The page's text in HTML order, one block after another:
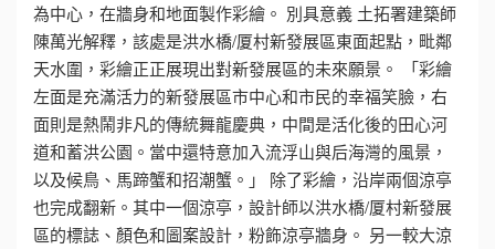
為中心，在牆身和地面製作彩繪。 別具意義 土拓署建築師
陳萬光解釋，該處是洪水橋/厦村新發展區東面起點，毗鄰
天水圍，彩繪正正展現出對新發展區的未來願景。 「彩繪
左面是充滿活力的新發展區市中心和市民的幸福笑臉，右
面則是熱鬧非凡的傳統舞龍慶典，中間是活化後的田心河
道和蓄洪公園。當中還特意加入流浮山與后海灣的風景，
以及候鳥、馬蹄蟹和招潮蟹。」 除了彩繪，沿岸兩個涼亭
也完成翻新。其中一個涼亭，設計師以洪水橋/厦村新發展
區的標誌、顏色和圖案設計，粉飾涼亭牆身。 另一較大涼